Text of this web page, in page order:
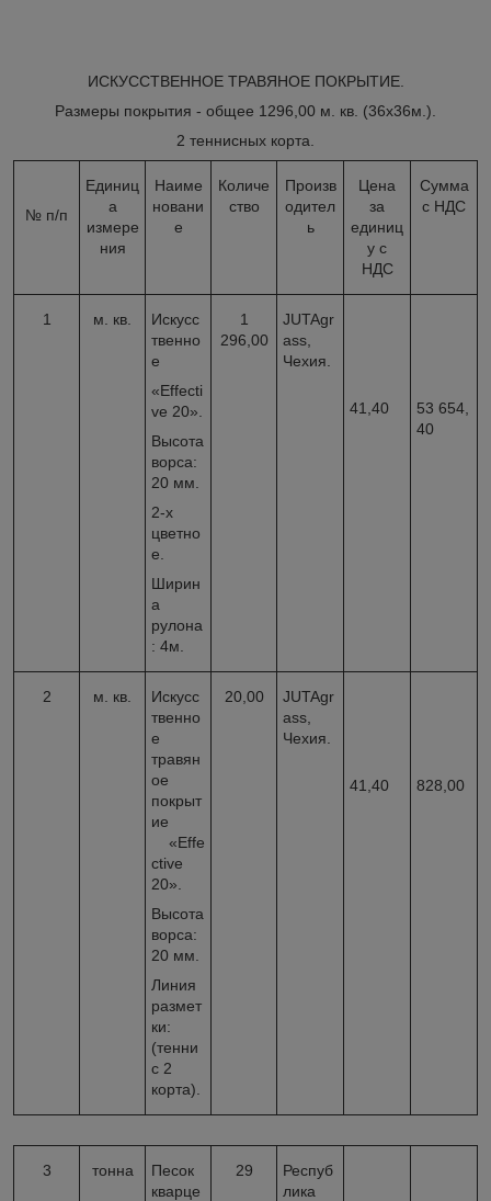
ИСКУССТВЕННОЕ ТРАВЯНОЕ ПОКРЫТИЕ.
Размеры покрытия - общее 1296,00 м. кв. (36х36м.).
2 теннисных корта.
№ п/п
Единиц
а
измере
ния
Наиме
новани
е
Количе
ство
Произв
одител
ь
Цена
за
единиц
у с
НДС
Сумма
с НДС
1 м. кв.
Искусс
твенно
е
«Effecti
ve 20».
Высота
ворса:
20 мм.
2-х
цветно
е.
Ширин
а
рулона
: 4м.
1
296,00
JUTAgr
ass,
Чехия.
41,40
53 654,
40
2 м. кв.
Искусс
твенно
е
травян
ое
покрыт
ие
«Effe
ctive
20».
Высота
ворса:
20 мм.
Линия
размет
ки:
(тенни
с 2
корта).
20,00
JUTAgr
ass,
Чехия.
41,40 828,00
3 тонна
Песок
кварце
29
Респуб
лика